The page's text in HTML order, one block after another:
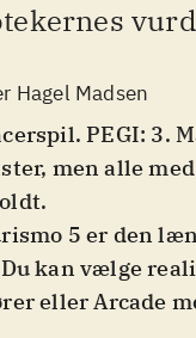
Hagel Madsen
PEGI: 3.
men alle
.
5 er den
kan vælge
eller Arcade